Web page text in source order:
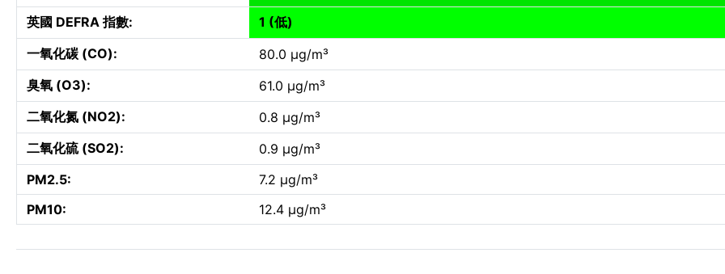
英國 DEFRA 指數:
1 (低)
一氧化碳 (CO):
80.0 µg/m³
臭氧 (O3):
61.0 µg/m³
二氧化氮 (NO2):
0.8 µg/m³
二氧化硫 (SO2):
0.9 µg/m³
PM2.5:
7.2 µg/m³
PM10:
12.4 µg/m³